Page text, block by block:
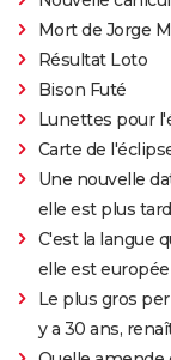
Mort de Jorge
Résultat Loto
Bison Futé
Lunettes pour
Carte de
Une nouvelle
elle est plus
C'est la langue
elle est
Le plus gros
y a 30 ans,